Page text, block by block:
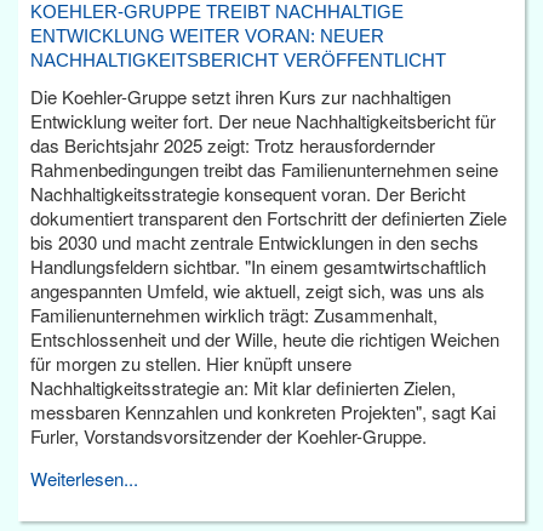
KOEHLER-GRUPPE TREIBT NACHHALTIGE
ENTWICKLUNG WEITER VORAN: NEUER
NACHHALTIGKEITSBERICHT VERÖFFENTLICHT
Die Koehler-Gruppe setzt ihren Kurs zur nachhaltigen
Entwicklung weiter fort. Der neue Nachhaltigkeitsbericht für
das Berichtsjahr 2025 zeigt: Trotz herausfordernder
Rahmenbedingungen treibt das Familienunternehmen seine
Nachhaltigkeitsstrategie konsequent voran. Der Bericht
dokumentiert transparent den Fortschritt der definierten Ziele
bis 2030 und macht zentrale Entwicklungen in den sechs
Handlungsfeldern sichtbar. "In einem gesamtwirtschaftlich
angespannten Umfeld, wie aktuell, zeigt sich, was uns als
Familienunternehmen wirklich trägt: Zusammenhalt,
Entschlossenheit und der Wille, heute die richtigen Weichen
für morgen zu stellen. Hier knüpft unsere
Nachhaltigkeitsstrategie an: Mit klar definierten Zielen,
messbaren Kennzahlen und konkreten Projekten", sagt Kai
Furler, Vorstandsvorsitzender der Koehler-Gruppe.
Weiterlesen...